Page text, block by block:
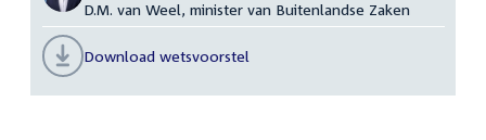
D.M. van Weel, minister van Buitenlandse Zaken
Download wetsvoorstel